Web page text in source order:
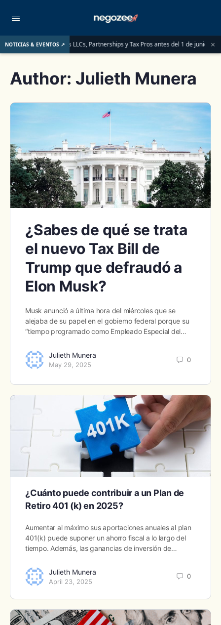
NOTICIAS & EVENTOS ↗
saber las LLCs, Partnerships y Tax Pros antes del 1 de junio de 2026 ×
Author: Julieth Munera
¿Sabes de qué se trata
el nuevo Tax Bill de
Trump que defraudó a
Elon Musk?
Musk anunció a última hora del miércoles que se
alejaba de su papel en el gobierno federal porque su
“tiempo programado como Empleado Especial del…
Julieth Munera
May 29, 2025
0
¿Cuánto puede contribuir a un Plan de
Retiro 401 (k) en 2025?
Aumentar al máximo sus aportaciones anuales al plan
401(k) puede suponer un ahorro fiscal a lo largo del
tiempo. Además, las ganancias de inversión de…
Julieth Munera
April 23, 2025
0